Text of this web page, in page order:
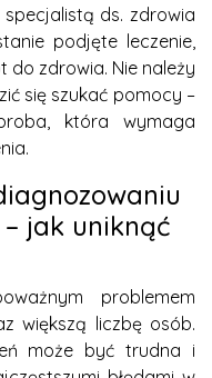
ds. zdrowia
podjęte leczenie,
do zdrowia. Nie należy
się szukać pomocy –
która wymaga
jak uniknąć
problemem
większą liczbę osób.
może być trudna i